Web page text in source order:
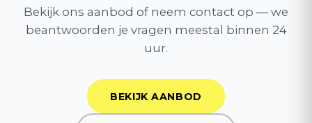
Bekijk ons aanbod of neem contact op — we
beantwoorden je vragen meestal binnen 24
uur.
BEKIJK AANBOD